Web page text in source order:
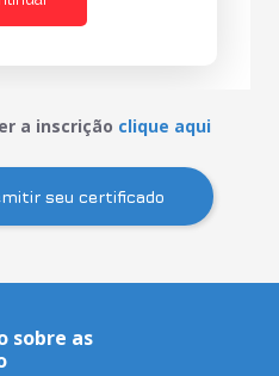
a inscrição clique aqui
seu certificado
sobre as